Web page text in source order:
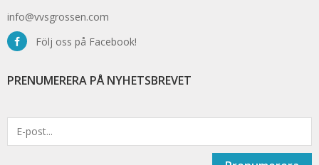
info@vvsgrossen.com
Följ oss på Facebook!
PRENUMERERA PÅ NYHETSBREVET